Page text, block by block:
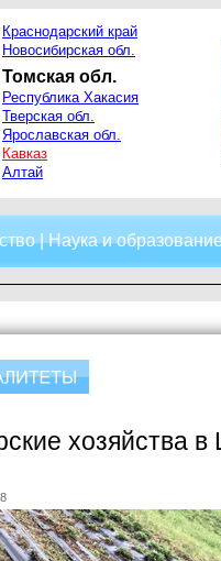
Краснодарский край
Новосибирская обл.
Томская обл.
Республика Хакасия
Тверская обл.
Ярославская обл.
Кавказ
Алтай
|Наука и
хозяйства в